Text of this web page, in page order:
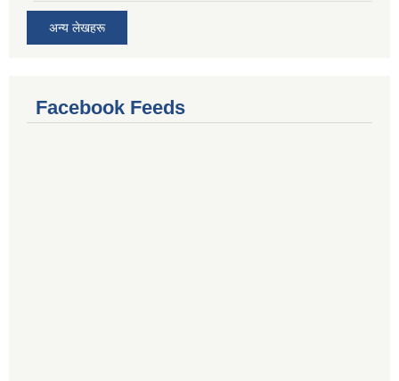
अन्य लेखहरू
Facebook Feeds